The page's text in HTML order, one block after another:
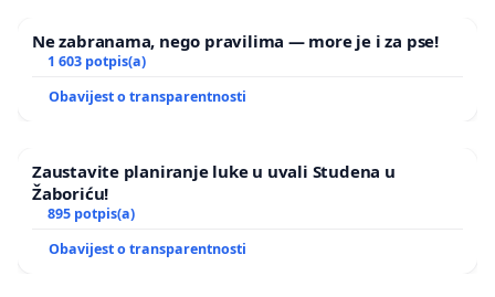
Ne zabranama, nego pravilima — more je i za pse!
1 603 potpis(a)
Obavijest o transparentnosti
Zaustavite planiranje luke u uvali Studena u
Žaboriću!
895 potpis(a)
Obavijest o transparentnosti